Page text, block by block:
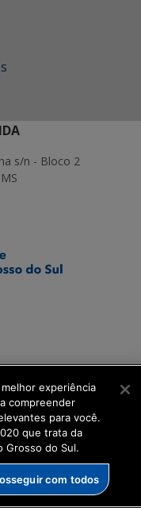
s/n - Bloco 2
experiência
compreender
para você.
que trata da
Grosso do Sul.
com todos